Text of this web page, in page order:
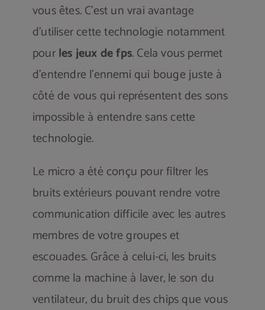
vous êtes. C’est un vrai avantage
d’utiliser cette technologie notamment
pourles jeux de fps. Cela vous permet
d’entendre l’ennemi qui bouge juste à
côté de vous qui représentent des sons
impossible à entendre sans cette
technologie.
Le micro a été conçu pour filtrer les
bruits extérieurs pouvant rendre votre
communication difficile avec les autres
membres de votre groupes et
escouades. Grâce à celui-ci, les bruits
comme la machine à laver, le son du
ventilateur, du bruit des chips que vous